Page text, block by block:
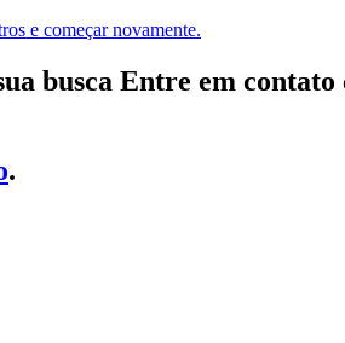
e começar novamente.
busca Entre em
.